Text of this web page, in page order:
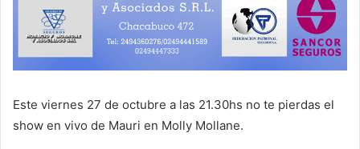
Este viernes 27 de octubre a las 21.30hs no te pierdas el
show en vivo de Mauri en Molly Mollane.